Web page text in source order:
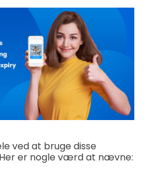
ved at bruge disse
er nogle værd at nævne: